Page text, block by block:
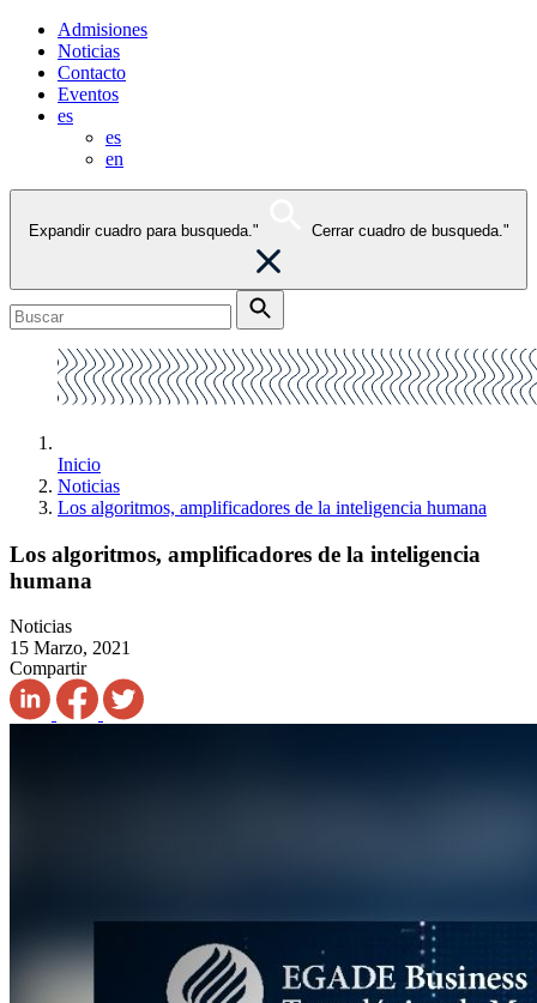
Admisiones
Noticias
Contacto
Eventos
es
es
en
Expandir cuadro para busqueda." Cerrar cuadro de busqueda."
Inicio
Noticias
Los algoritmos, amplificadores de la inteligencia humana
Los algoritmos, amplificadores de la inteligencia
humana
Noticias
15 Marzo, 2021
Compartir